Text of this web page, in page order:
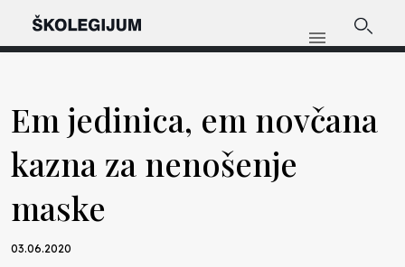
Em jedinica, em novčana
kazna za nenošenje
maske
03.06.2020